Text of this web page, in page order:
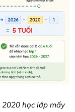
học lớp mấy